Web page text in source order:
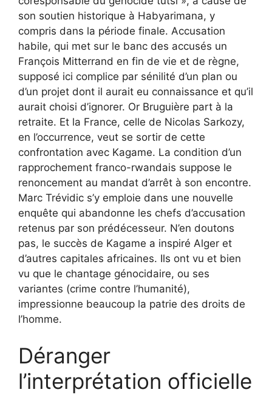
son soutien historique à Habyarimana, y
compris dans la période finale. Accusation
habile, qui met sur le banc des accusés un
François Mitterrand en fin de vie et de règne,
supposé ici complice par sénilité d’un plan ou
d’un projet dont il aurait eu connaissance et qu’il
aurait choisi d’ignorer. Or Bruguière part à la
retraite. Et la France, celle de Nicolas Sarkozy,
en l’occurrence, veut se sortir de cette
confrontation avec Kagame. La condition d’un
rapprochement franco-rwandais suppose le
renoncement au mandat d’arrêt à son encontre.
Marc Trévidic s’y emploie dans une nouvelle
enquête qui abandonne les chefs d’accusation
retenus par son prédécesseur. N’en doutons
pas, le succès de Kagame a inspiré Alger et
d’autres capitales africaines. Ils ont vu et bien
vu que le chantage génocidaire, ou ses
variantes (crime contre l’humanité),
impressionne beaucoup la patrie des droits de
l’homme.
Déranger
l’interprétation officielle